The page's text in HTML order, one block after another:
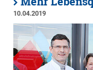
10.04.2019